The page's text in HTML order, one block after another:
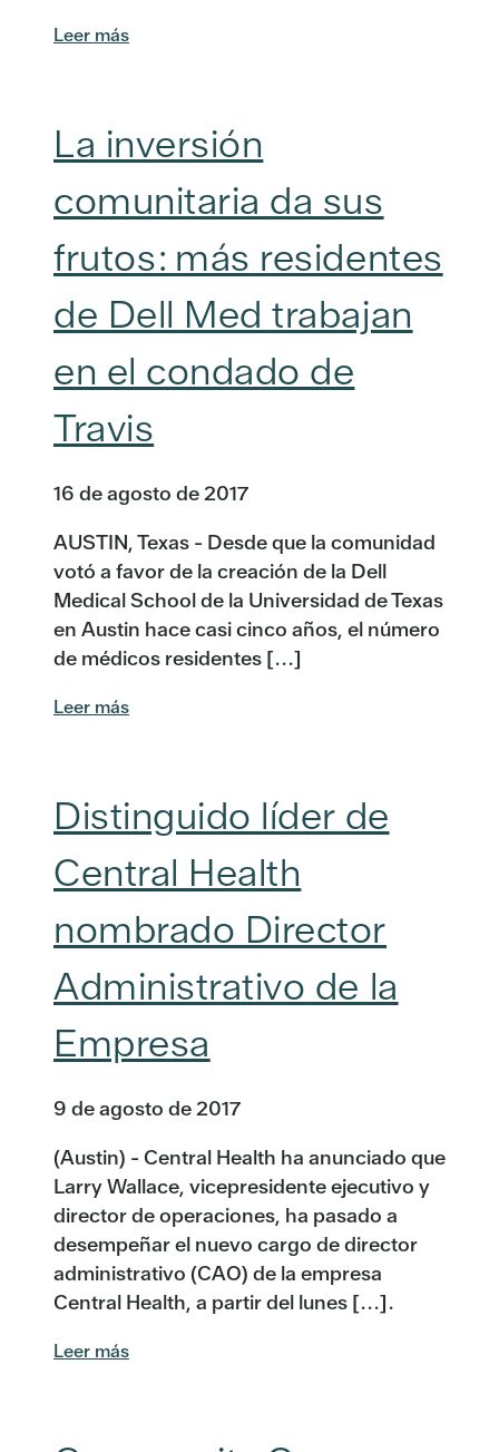
Leer más
La inversión
comunitaria da sus
frutos: más residentes
de Dell Med trabajan
en el condado de
Travis
16 de agosto de 2017
AUSTIN, Texas - Desde que la comunidad
votó a favor de la creación de la Dell
Medical School de la Universidad de Texas
en Austin hace casi cinco años, el número
de médicos residentes [...]
Leer más
Distinguido líder de
Central Health
nombrado Director
Administrativo de la
Empresa
9 de agosto de 2017
(Austin) - Central Health ha anunciado que
Larry Wallace, vicepresidente ejecutivo y
director de operaciones, ha pasado a
desempeñar el nuevo cargo de director
administrativo (CAO) de la empresa
Central Health, a partir del lunes [...].
Leer más